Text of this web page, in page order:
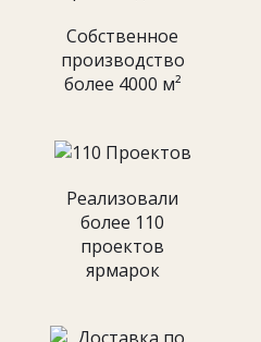
Собственное
производство
более 4000 м²
Реализовали
более 110
проектов
ярмарок